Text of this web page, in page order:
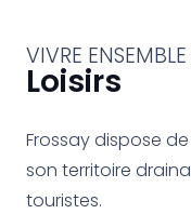
VIVRE
Loisirs
Frossay dispose
son territoire
touristes.